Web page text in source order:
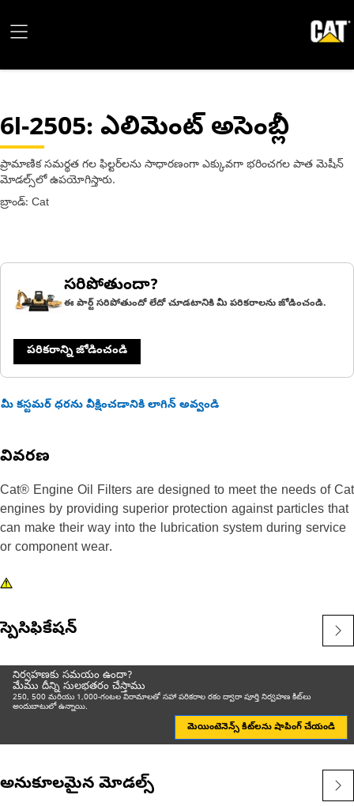
6I-2505: ఎలిమెంట్ అసెంబ్లీ
ప్రామాణిక సమర్థత గల ఫిల్టర్‌లను సాధారణంగా ఎక్కువగా భరించగల పాత మెషీన్
మోడల్స్‌లో ఉపయోగిస్తారు.
బ్రాండ్: Cat
సరిపోతుందా?
ఈ పార్ట్ సరిపోతుందో లేదో చూడటానికి మీ పరికరాలను జోడించండి.
పరికరాన్ని జోడించండి
మీ కస్టమర్ ధరను వీక్షించడానికి లాగిన్ అవ్వండి
వివరణ
Cat® Engine Oil Filters are designed to meet the needs of Cat
engines by providing superior protection against particles that
can make their way into the lubrication system during service
or component wear.
స్పెసిఫికేషన్
నిర్వహణకు సమయం ఉందా?
మేము దీన్ని సులభతరం చేస్తాము
250, 500 మరియు 1,000-గంటల విరామాలతో సహా పరికరాల రకం ద్వారా పూర్తి నిర్వహణ కిట్‌లు
అందుబాటులో ఉన్నాయి.
మెయింటెనెన్స్ కిట్‌లను షాపింగ్ చేయండి
అనుకూలమైన మోడల్స్